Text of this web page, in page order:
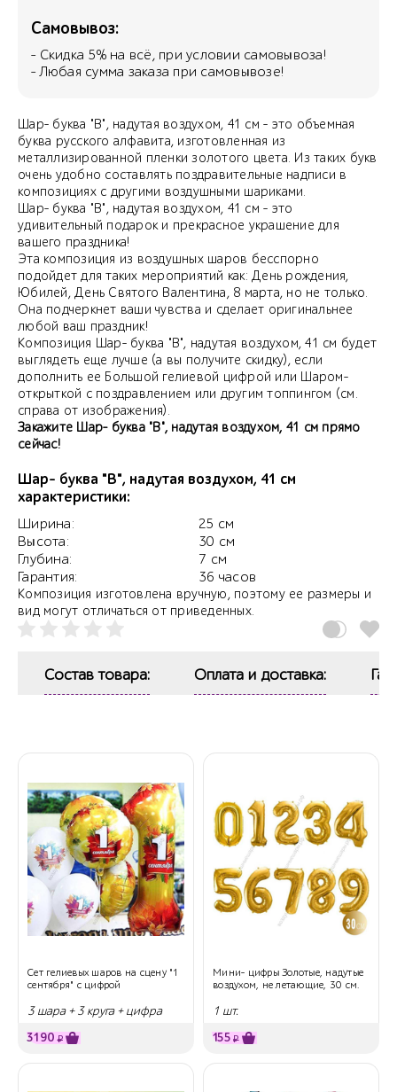
Самовывоз:
- Скидка 5% на всё, при условии самовывоза!
- Любая сумма заказа при самовывозе!
Шар- буква "В", надутая воздухом, 41 см - это объемная
буква русского алфавита, изготовленная из
металлизированной пленки золотого цвета. Из таких букв
очень удобно составлять поздравительные надписи в
композициях с другими воздушными шариками.
Шар- буква "В", надутая воздухом, 41 см - это
удивительный подарок и прекрасное украшение для
вашего праздника!
Эта композиция из воздушных шаров бесспорно
подойдет для таких мероприятий как: День рождения,
Юбилей, День Святого Валентина, 8 марта, но не только.
Она подчеркнет ваши чувства и сделает оригинальнее
любой ваш праздник!
Композиция Шар- буква "В", надутая воздухом, 41 см будет
выглядеть еще лучше (а вы получите скидку), если
дополнить ее Большой гелиевой цифрой или Шаром-
открыткой с поздравлением или другим топпингом (см.
справа от изображения).
Закажите Шар- буква "В", надутая воздухом, 41 см прямо
сейчас!
Шар- буква "В", надутая воздухом, 41 см
характеристики:
Ширина:
Высота:
Глубина:
Гарантия:
25 см
30 см
7 см
36 часов
Композиция изготовлена вручную, поэтому ее размеры и
вид могут отличаться от приведенных.
Состав товара: Оплата и доставка:
Сет гелиевых шаров на сцену "1
сентября" с цифрой
3 шара + 3 круга + цифра
3190 ₽
Мини- цифры Золотые, надутые
воздухом, не летающие, 30 см.
1 шт.
155 ₽